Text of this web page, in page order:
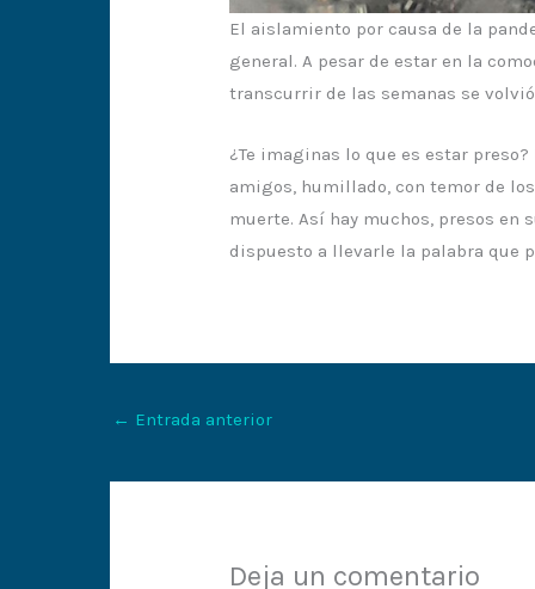
El aislamiento por causa de la
general. A pesar de estar en la
transcurrir de las semanas se
¿Te imaginas lo que es estar
amigos, humillado, con temor de
muerte. Así hay muchos, presos en
dispuesto a llevarle la palabra que
← Entrada anterior
Deja un comentario